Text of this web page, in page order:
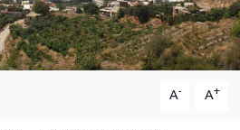
A- A+